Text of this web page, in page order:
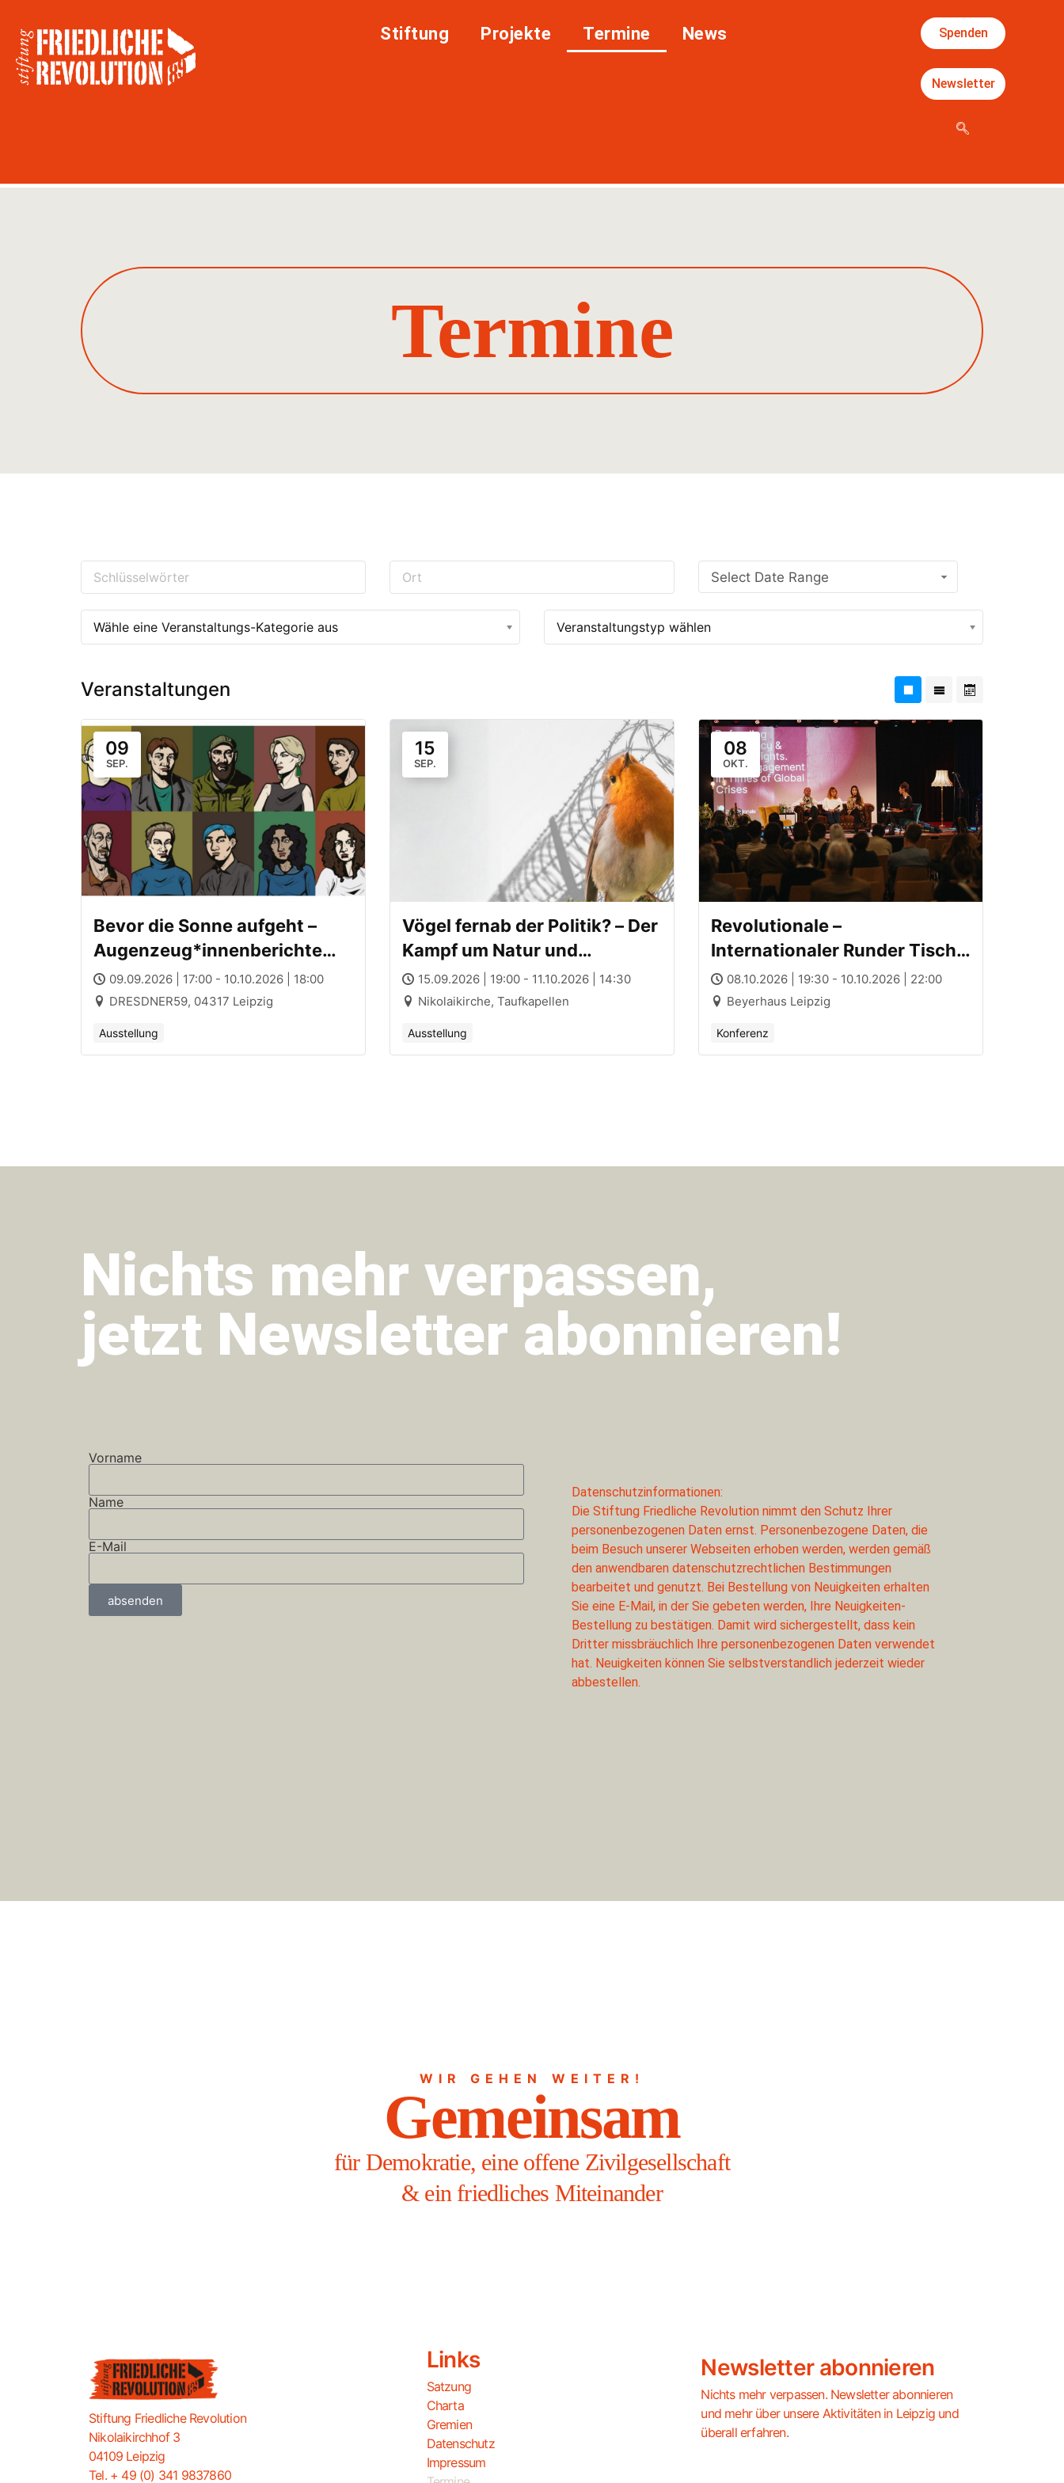
Stiftung Projekte Termine News Spenden
Newsletter
Termine
Select Date Range
Wähle eine Veranstaltungs-Kategorie aus Veranstaltungstyp wählen
Veranstaltungen
09
SEP.
Bevor die Sonne aufgeht –
Augenzeug*innenberichte
queerer Menschen vom Krieg
09.09.2026 | 17:00 - 10.10.2026 | 18:00
DRESDNER59, 04317 Leipzig
Ausstellung
15
SEP.
Vögel fernab der Politik? – Der
Kampf um Natur und
Demokratie in Belarus
15.09.2026 | 19:00 - 11.10.2026 | 14:30
Nikolaikirche, Taufkapellen
Ausstellung
08
OKT.
Revolutionale –
Internationaler Runder Tisch
2026: Democratic Memories.
Democratic Futures
08.10.2026 | 19:30 - 10.10.2026 | 22:00
Beyerhaus Leipzig
Konferenz
Nichts mehr verpassen,
jetzt Newsletter abonnieren!
Vorname
Name
E-Mail
absenden
Datenschutzinformationen:
Die Stiftung Friedliche Revolution nimmt den Schutz Ihrer
personenbezogenen Daten ernst. Personenbezogene Daten, die
beim Besuch unserer Webseiten erhoben werden, werden gemäß
den anwendbaren datenschutzrechtlichen Bestimmungen
bearbeitet und genutzt. Bei Bestellung von Neuigkeiten erhalten
Sie eine E-Mail, in der Sie gebeten werden, Ihre Neuigkeiten-
Bestellung zu bestätigen. Damit wird sichergestellt, dass kein
Dritter missbräuchlich Ihre personenbezogenen Daten verwendet
hat. Neuigkeiten können Sie selbstverstandlich jederzeit wieder
abbestellen.
WIR GEHEN WEITER!
Gemeinsam
für Demokratie, eine offene Zivilgesellschaft
& ein friedliches Miteinander
Stiftung Friedliche Revolution
Nikolaikirchhof 3
04109 Leipzig
Tel. + 49 (0) 341 9837860
Links
Satzung
Charta
Gremien
Datenschutz
Impressum
Newsletter abonnieren
Nichts mehr verpassen. Newsletter abonnieren
und mehr über unsere Aktivitäten in Leipzig und
überall erfahren.